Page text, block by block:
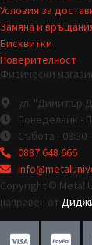
Условия за
Замяна и
Бисквитки
Поверителност
Физически
ул. "Димитър
Понеделник -
Събота - 08:30
0887 648 666
Copyright © Metal
направен от